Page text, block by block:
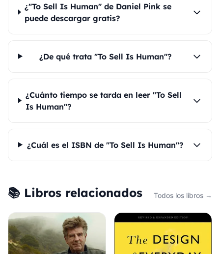
¿"To Sell Is Human" de Daniel Pink se
puede descargar gratis?
¿De qué trata "To Sell Is Human"?
¿Cuánto tiempo se tarda en leer "To Sell
Is Human"?
¿Cuál es el ISBN de "To Sell Is Human"?
📚 Libros relacionados Todos los libros →